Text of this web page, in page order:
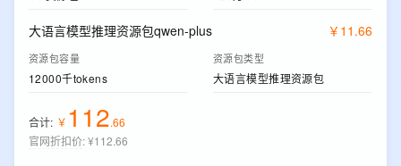
大语言模型推理资源包qwen-plus ￥ 11 .66
资源包容量
12000千tokens
资源包类型
大语言模型推理资源包
合计: ￥ 112.66
官网折扣价:¥112.66